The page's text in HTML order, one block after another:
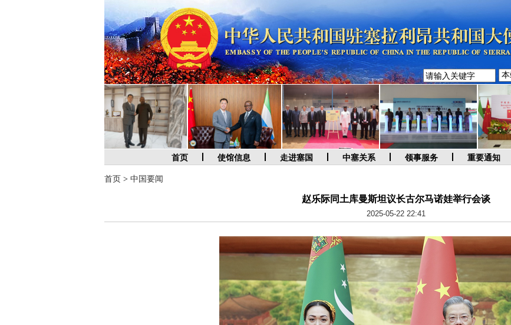
首页 使馆信息 走进塞国 中塞关系 领事服务 重要通知
首页 > 中国要闻
赵乐际同土库曼斯坦议长古尔马诺娃举行会谈
2025-05-22 22:41